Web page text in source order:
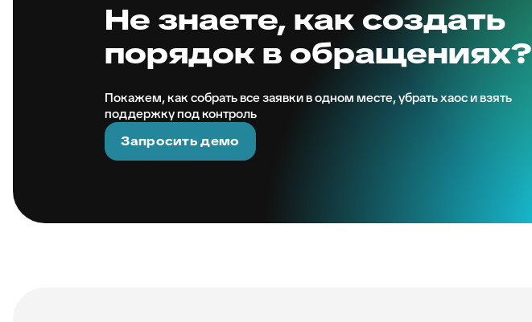
Не знаете, как создать
порядок в обращениях?
Покажем, как собрать все заявки в одном месте, убрать хаос и взять
поддержку под контроль
Запросить демо